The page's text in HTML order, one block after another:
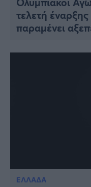
τελετή
παραμένει
ΕΛΛΑΔΑ